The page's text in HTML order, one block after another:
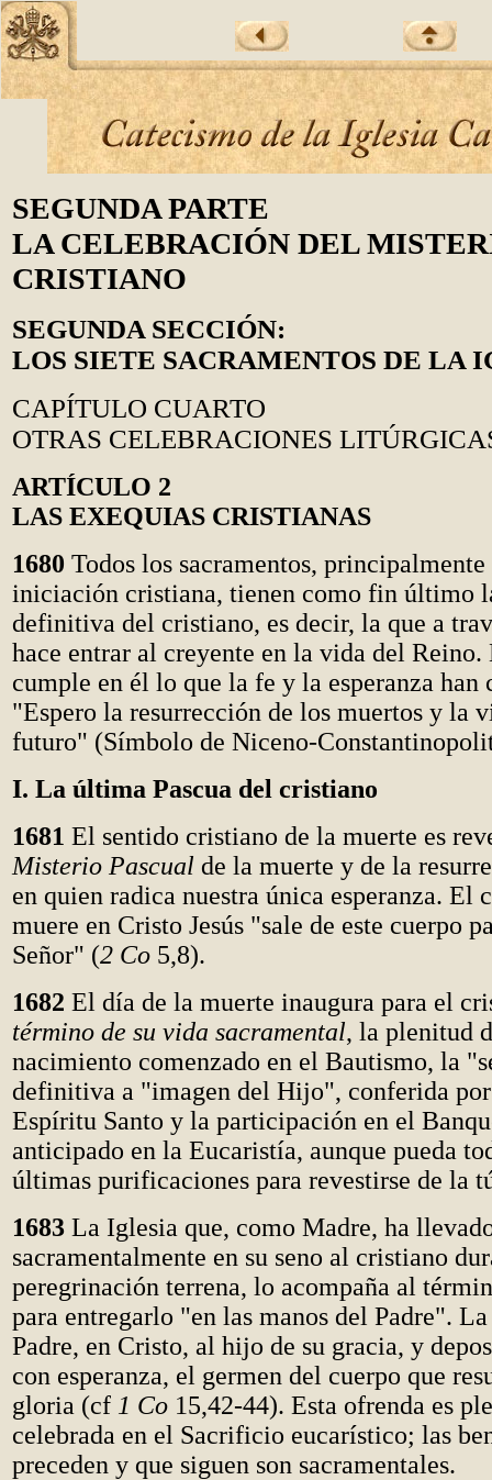
SEGUNDA PARTE
LA CELEBRACIÓN DEL
CRISTIANO
SEGUNDA SECCIÓN:
LOS SIETE SACRAMENTOS DE LA
CAPÍTULO CUARTO
OTRAS CELEBRACIONES
ARTÍCULO 2
LAS EXEQUIAS CRISTIANAS
1680 Todos los sacramentos,
iniciación cristiana, tienen como fin último
definitiva del cristiano, es decir, la que a
hace entrar al creyente en la vida del Reino.
cumple en él lo que la fe y la esperanza han
"Espero la resurrección de los muertos y la
futuro" (Símbolo de Niceno-
I. La última Pascua del cristiano
1681 El sentido cristiano de la muerte es
Misterio Pascual de la muerte y de la
en quien radica nuestra única esperanza. El
muere en Cristo Jesús "sale de este cuerpo
Señor" (2 Co 5,8).
1682 El día de la muerte inaugura para el
término de su vida sacramental, la plenitud
nacimiento comenzado en el Bautismo, la
definitiva a "imagen del Hijo", conferida
Espíritu Santo y la participación en el
anticipado en la Eucaristía, aunque pueda
últimas purificaciones para revestirse de la
1683 La Iglesia que, como Madre, ha
sacramentalmente en su seno al cristiano
peregrinación terrena, lo acompaña al
para entregarlo "en las manos del Padre".
Padre, en Cristo, al hijo de su gracia, y
con esperanza, el germen del cuerpo que
gloria (cf 1 Co 15,42-44). Esta ofrenda es
celebrada en el Sacrificio eucarístico; las
preceden y que siguen son sacramentales.